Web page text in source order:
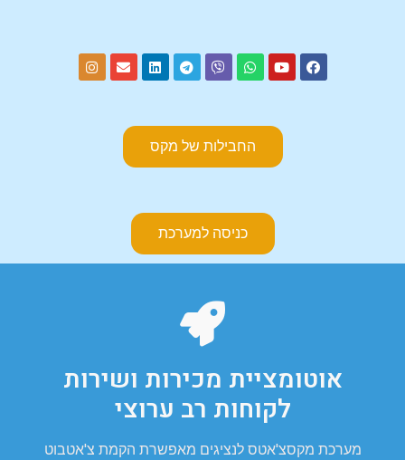
כניסה למערכת
החבילות של מקס
אוטומציית מכירות ושירות
לקוחות רב ערוצי
מערכת מקסצ'אטס לנציגים מאפשרת הקמת צ'אטבוט